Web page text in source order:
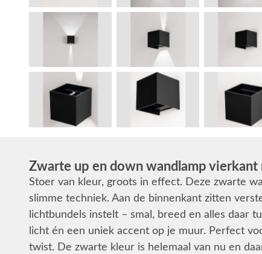
Zwarte up en down wandlamp vierkant
Stoer van kleur, groots in effect. Deze zwarte
slimme techniek. Aan de binnenkant zitten
lichtbundels instelt – smal, breed en alles daar
licht én een uniek accent op je muur. Perfect
twist. De zwarte kleur is helemaal van nu en